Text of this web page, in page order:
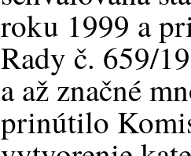
roku 1999 a
Rady č. 659/
a až značné
prinútilo